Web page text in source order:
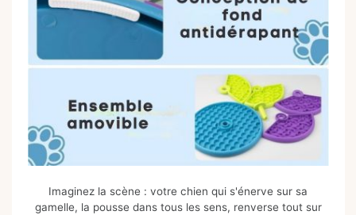
Imaginez la scène : votre chien qui s'énerve sur sa
gamelle, la pousse dans tous les sens, renverse tout sur